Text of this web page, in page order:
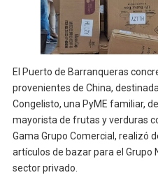
El Puerto de Barranqueras
provenientes de China,
Congelisto, una PyME familiar,
mayorista de frutas y verduras
Gama Grupo Comercial, realizó
artículos de bazar para el Grupo
sector privado.